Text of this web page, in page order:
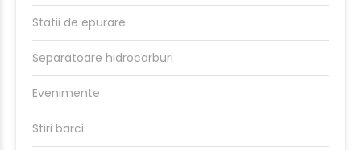
Statii de epurare
Separatoare hidrocarburi
Evenimente
Stiri barci